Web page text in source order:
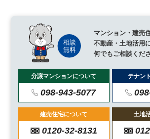
マンション・建売
不動産・土地活用
何でもご相談くださ
分譲マンションについて
098-943-5077
テナン
建売住宅について
0120-32-8131
土地